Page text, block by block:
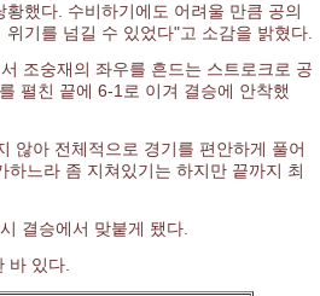
했다. 수비하기에도 어려울 만큼 공의
기를 넘길 수 있었다"고 소감을 밝혔다.
조숭재의 좌우를 흔드는 스트로크로 공
펼친 끝에 6-1로 이겨 결승에 안착했
않아 전체적으로 경기를 편안하게 풀어
느라 좀 지쳐있기는 하지만 끝까지 최
결승에서 맞붙게 됐다.
바 있다.